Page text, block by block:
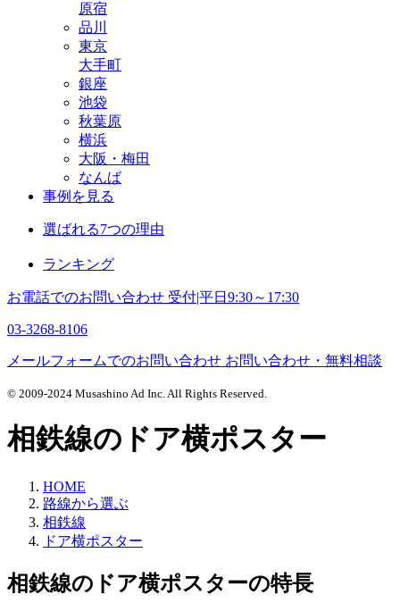
原宿
品川
東京
大手町
銀座
池袋
秋葉原
横浜
大阪・梅田
なんば
事例を見る
選ばれる7つの理由
ランキング
お電話でのお問い合わせ 受付|平日9:30～17:30
03-3268-8106
メールフォームでのお問い合わせ お問い合わせ・無料相談
© 2009-2024 Musashino Ad Inc. All Rights Reserved.
相鉄線のドア横ポスター
HOME
路線から選ぶ
相鉄線
ドア横ポスター
相鉄線のドア横ポスターの特長